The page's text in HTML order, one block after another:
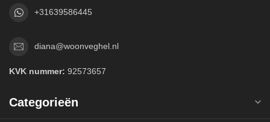
+31639586445
diana@woonveghel.nl
KVK nummer: 92573657
Categorieën